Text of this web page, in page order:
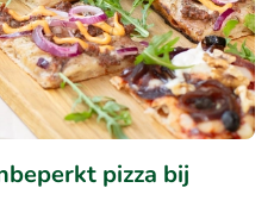
pizza bij